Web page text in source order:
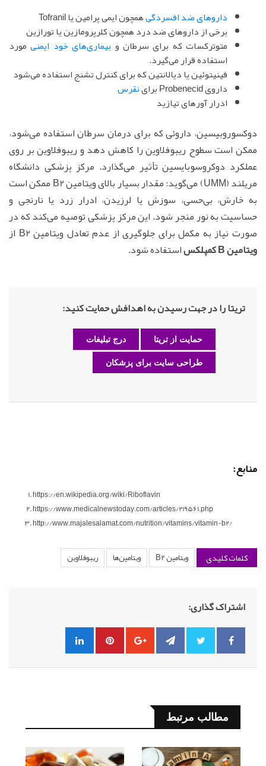
داروهای ضد افسردگیهمچون ایمی پرامین یا Tofranil
برخی از داروهای ضد درد همچون کلرپرومازین یا تورازین
متوترکسات که برای سرطان و بیماری‌های خود ایمنیمورد
استفاده قرار می‌گیرد.
فینیتوئین یا دیالانتین که برای کنترل تشنج استفاده می‌شود
داروی Probenecid برای
نقرس
ادرار آورهای تیازید
دوکسوروبیسین، داروئی که برای درمان سرطان استفاده می‌شود،
ممکن است سطوح ریبوفلاوین را کاهش دهد و ریبوفلاوین بر روی
عملکرد دوکروسوبایسین تأثیر می‌گذارد. مرکز پزشکی دانشگاه
مریلند (UMM) می‌گوید: مقدار بسیار بالای ویتامین B2 ممکن است
به خارش، بی‌حسی، سوزش یا لرزیدن، ادرار زرد یا نارنجی و
حساسیت به نور منجر شود. این مرکز پزشکی توصیه می‌کند که در
صورت نیاز به مکمل برای جلوگیری از عدم تعادل ویتامین B2 از
ویتامین B کمپلکس
استفاده شود.
تریتا را در جهت رسیدن به اهدافش حمایت کنید:
حمایت از تریتا درج تبلیغات
طراحی سایت برای پزشکان
منابع:
https://en.wikipedia.org/wiki/Riboflavin
https://www.medicalnewstoday.com/articles/219561.php
http://www.majalesalamat.com/nutrition/vitamins/vitamin-b2/
کلمات کلیدی ویتامین B2 ویتامین‌ها ریبوفلاوین
اشتراک گذاری:
مطالب مرتبط